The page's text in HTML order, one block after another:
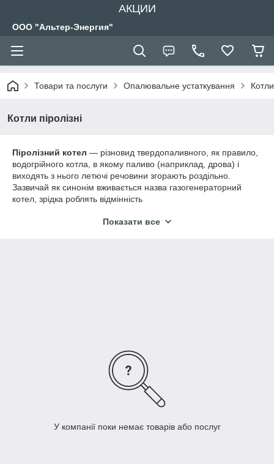
АКЦИИ
ООО "Альтер-Энергия"
Товари та послуги Опалювальне устаткування Котли
Котли піролізні
Піролізний котел — різновид твердопаливного, як правило,
водогрійного котла, в якому паливо (наприклад, дрова) і
виходять з нього летючі речовини згорають роздільно.
Зазвичай як синонім вживається назва газогенераторний
котел, зрідка роблять відмінність
частині (газифікуючі камера, або камера завантаження) при
Показати все
У компанії поки немає товарів або послуг